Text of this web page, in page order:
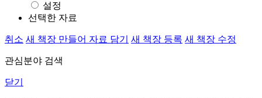
설정
선택한 자료
취소 새 책장 만들어 자료 담기 새 책장 등록 새 책장 수정
관심분야 검색
닫기